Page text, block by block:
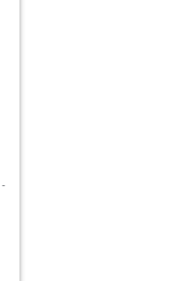
-